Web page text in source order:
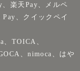
、楽天Pay、メルペ
、クイックペイ
、TOICA、
、nimoca、はや